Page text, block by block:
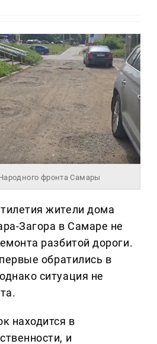
фронта Самары
жители дома
Загора в Самаре не
разбитой дороги.
обратились в
ситуация не
находится в
и